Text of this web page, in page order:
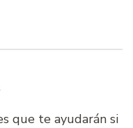
que te ayudarán si